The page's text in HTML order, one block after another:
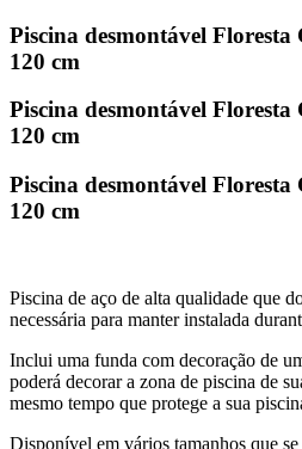
Piscina desmontável
120 cm
Piscina desmontável
120 cm
Piscina desmontável
120 cm
Piscina de aço de alta qualidade que
necessária para manter instalada
Inclui uma funda com decoração de
poderá decorar a zona de piscina de
mesmo tempo que protege a sua
Disponível em vários tamanhos que